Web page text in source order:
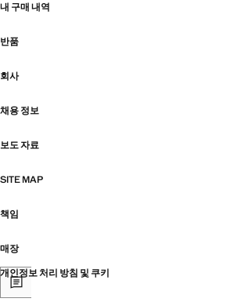
내 구매 내역
반품
회사
채용 정보
보도 자료
SITE MAP
책임
매장
개인정보 처리 방침 및 쿠키